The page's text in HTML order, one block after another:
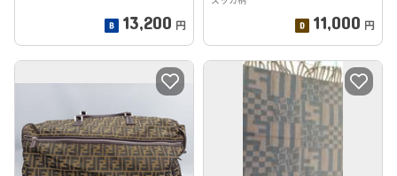
13,200 円 11,000 円